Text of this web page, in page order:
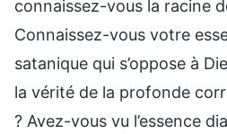
connaissez-vous la racine
Connaissez-vous votre
satanique qui s’oppose à
la vérité de la profonde
? Avez-vous vu l’essence